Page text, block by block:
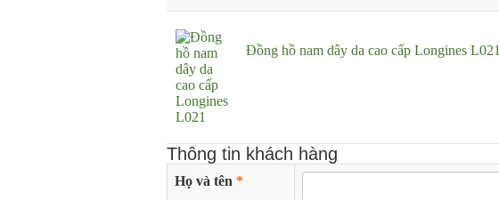
Đồng hồ nam dây da cao cấp Longines L021
Thông tin khách hàng
Họ và tên *